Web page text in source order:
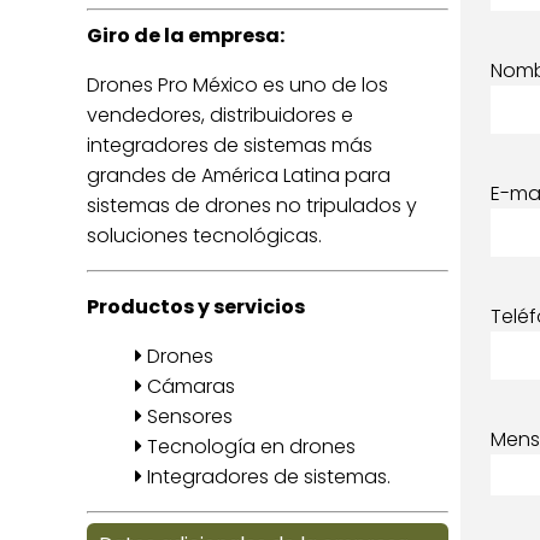
Giro de la empresa:
Drones Pro México es uno de los
vendedores, distribuidores e
integradores de sistemas más
grandes de América Latina para
sistemas de drones no tripulados y
soluciones tecnológicas.
Productos y servicios
Drones
Cámaras
Sensores
Tecnología en drones
Integradores de sistemas.
E-